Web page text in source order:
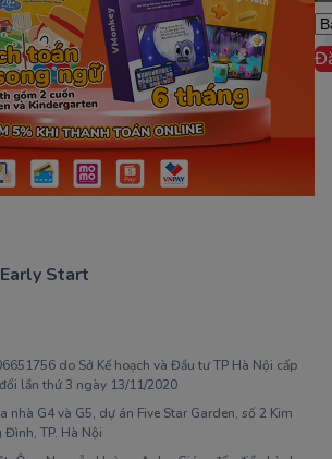
Start
do Sở Kế hoạch và Đầu tư TP Hà Nội cấp
lần thứ 3 ngày 13/11/2020
nhà G4 và G5, dự án Five Star Garden, số 2 Kim
TP. Hà Nội